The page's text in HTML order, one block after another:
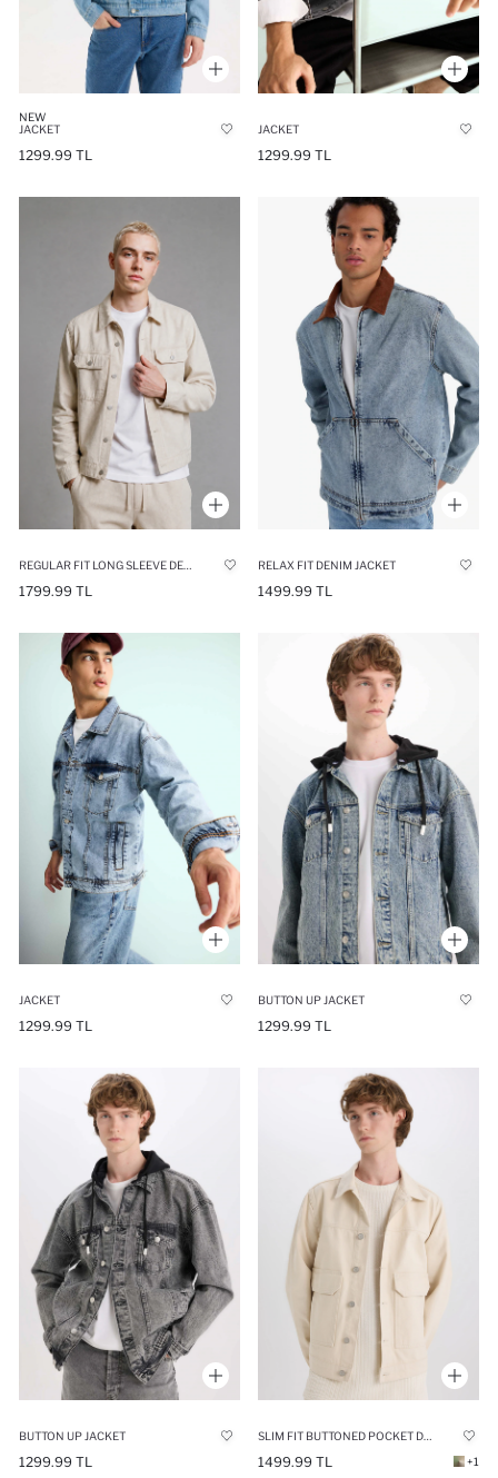
NEW
JACKET
1299.99 TL
JACKET
1299.99 TL
1799.99 TL
RELAX FIT DENIM JACKET
1499.99 TL
JACKET
1299.99 TL
BUTTON UP JACKET
1299.99 TL
BUTTON UP JACKET
1299.99 TL 1499.99 TL +1